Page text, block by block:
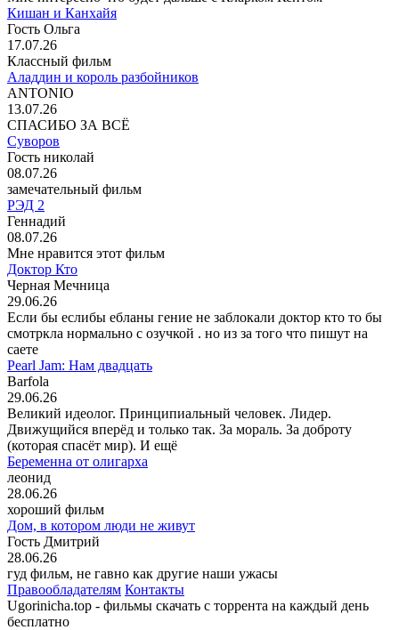
Кишан и Канхайя
Гость Ольга
17.07.26
Классный фильм
Аладдин и король разбойников
ANTONIO
13.07.26
СПАСИБО ЗА ВСЁ
Суворов
Гость николай
08.07.26
замечательный фильм
РЭД 2
Геннадий
08.07.26
Мне нравится этот фильм
Доктор Кто
Черная Мечница
29.06.26
Если бы еслибы ебланы гение не заблокали доктор кто то бы
смотркла нормально с озучкой . но из за того что пишут на
саете
Pearl Jam: Нам двадцать
Barfola
29.06.26
Великий идеолог. Принципиальный человек. Лидер.
Движущийся вперёд и только так. За мораль. За доброту
(которая спасёт мир). И ещё
Беременна от олигарха
леонид
28.06.26
хороший фильм
Дом, в котором люди не живут
Гость Дмитрий
28.06.26
гуд фильм, не гавно как другие наши ужасы
Правообладателям Контакты
Ugorinicha.top - фильмы скачать с торрента на каждый день
бесплатно